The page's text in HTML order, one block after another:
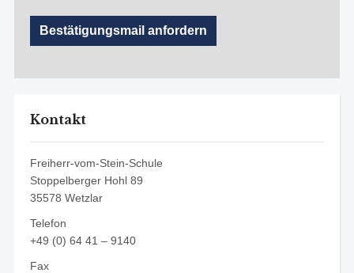
Kontakt
Freiherr-vom-Stein-Schule
Stoppelberger Hohl 89
35578 Wetzlar
Telefon
+49 (0) 64 41 – 9140
Fax